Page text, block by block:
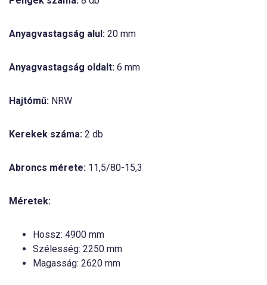
Anyagvastagság alul: 20 mm
Anyagvastagság oldalt: 6 mm
Hajtómű: NRW
Kerekek száma: 2 db
Abroncs mérete: 11,5/80-15,3
Méretek:
Hossz: 4900 mm
Szélesség: 2250 mm
Magasság: 2620 mm